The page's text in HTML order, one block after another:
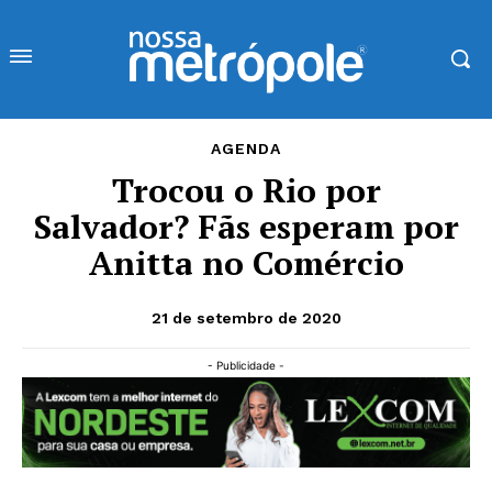
AGENDA
Trocou o Rio por
Salvador? Fãs esperam por
Anitta no Comércio
21 de setembro de 2020
- Publicidade -